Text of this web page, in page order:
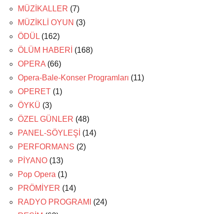
MÜZİKALLER (7)
MÜZİKLİ OYUN (3)
ÖDÜL (162)
ÖLÜM HABERİ (168)
OPERA (66)
Opera-Bale-Konser Programları (11)
OPERET (1)
ÖYKÜ (3)
ÖZEL GÜNLER (48)
PANEL-SÖYLEŞİ (14)
PERFORMANS (2)
PİYANO (13)
Pop Opera (1)
PRÖMİYER (14)
RADYO PROGRAMI
(24)